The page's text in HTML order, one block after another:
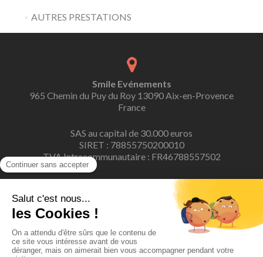
AUTRES PRESTATIONS
Smile Evénements
965 Chemin du Puy du Roy 13090 Aix-en-Provence
France
SAS au capital de 30.000 euros
SIRET : 78855750200010
TVA Intracommunautaire : FR46788557502
contact@smile-evenements.fr